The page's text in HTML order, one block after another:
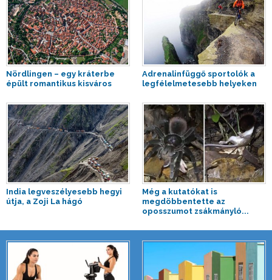
Nördlingen – egy kráterbe
épült romantikus kisváros
Adrenalinfüggő sportolók a
legfélelmetesebb helyeken
India legveszélyesebb hegyi
útja, a Zoji La hágó
Még a kutatókat is
megdöbbentette az
oposszumot zsákmányló...